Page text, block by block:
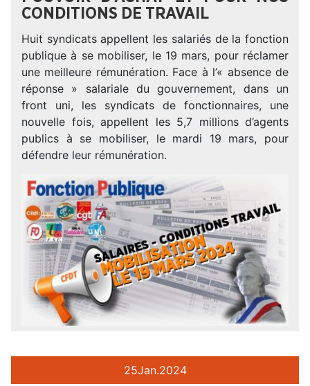
CONDITIONS DE TRAVAIL
Huit syndicats appellent les salariés de la fonction
publique à se mobiliser, le 19 mars, pour réclamer
une meilleure rémunération. Face à l’« absence de
réponse » salariale du gouvernement, dans un
front uni, les syndicats de fonctionnaires, une
nouvelle fois, appellent les 5,7 millions d’agents
publics à se mobiliser, le mardi 19 mars, pour
défendre leur rémunération.
25Jan.2024